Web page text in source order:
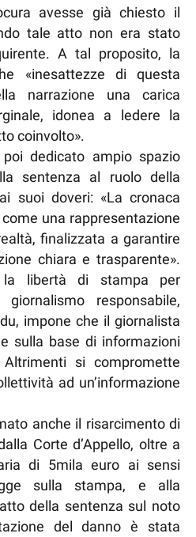
avesse già chiesto il
tale atto non era stato
A tal proposito, la
«inesattezze di questa
narrazione una carica
idonea a ledere la
coinvolto».
dedicato ampio spazio
sentenza al ruolo della
suoi doveri: «La cronaca
una rappresentazione
finalizzata a garantire
chiara e trasparente».
la libertà di stampa per
responsabile,
impone che il giornalista
sulla base di informazioni
si compromette
ad un’informazione
anche il risarcimento di
Corte d’Appello, oltre a
di 5mila euro ai sensi
sulla stampa, e alla
della sentenza sul noto
del danno è stata